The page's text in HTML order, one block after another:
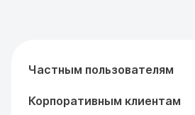
Частным пользователям
Корпоративным клиентам